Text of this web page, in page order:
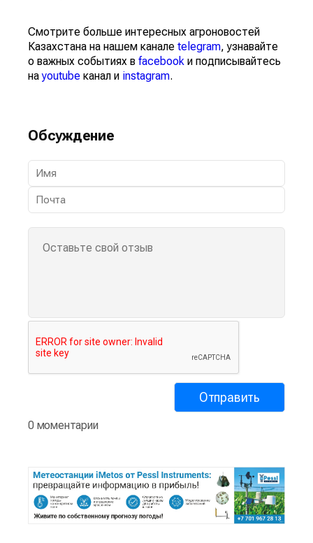
Смотрите больше интересных агроновостей
Казахстана на нашем канале telegram, узнавайте
о важных событиях в facebook и подписывайтесь
наyoutube канал и instagram.
Обсуждение
0 моментарии